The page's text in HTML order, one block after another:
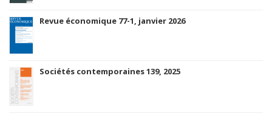
Revue économique 77-1, janvier 2026
Sociétés contemporaines 139, 2025